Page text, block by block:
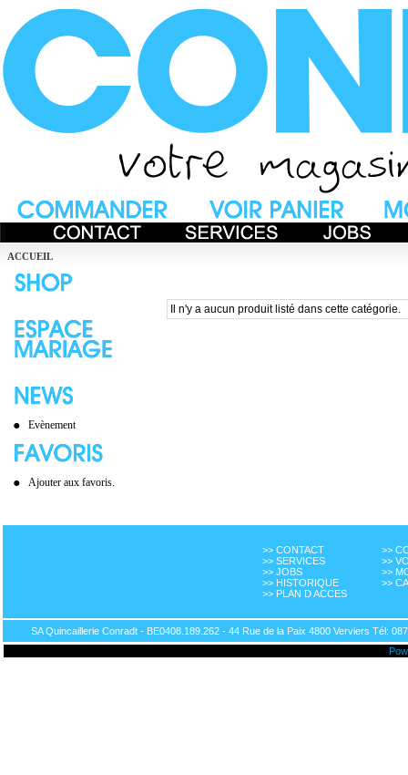
ACCUEIL
Evènement
Ajouter aux favoris.
Il n'y a aucun produit listé dans cette catégorie.
>> CONTACT
>> SERVICES
>> JOBS
>> HISTORIQUE
>> PLAN D ACCES
>>
>>
>>
>>
SA Quincaillerie Conradt - BE0408.189.262 - 44 Rue de la Paix 4800 Verviers Tél: